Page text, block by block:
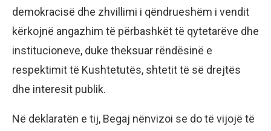
demokracisë dhe zhvillimi i qëndrueshëm i vendit
kërkojnë angazhim të përbashkët të qytetarëve dhe
institucioneve, duke theksuar rëndësinë e
respektimit të Kushtetutës, shtetit të së drejtës
dhe interesit publik.
Në deklaratën e tij, Begaj nënvizoi se do të vijojë të